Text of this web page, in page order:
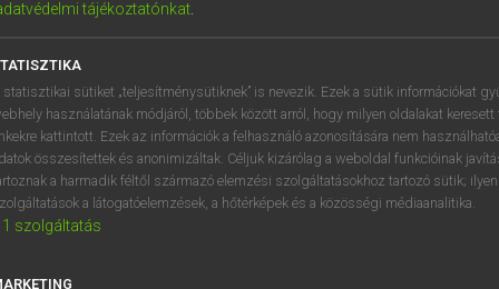
szótár
VAN ELŐFIZETÉSED?
megtekintéséhez.
tájékoztatónkat.
statisztikai sütiket „teljesítménysütiknek” is nevezik. Ezek a sütik információkat
használatának módjáról, többek között arról, hogy milyen oldalakat keresett
kattintott. Ezek az információk a felhasználó azonosítására nem
összesítettek és anonimizáltak. Céljuk kizárólag a weboldal funkcióinak
a harmadik féltől származó elemzési szolgáltatásokhoz tartozó sütik;
a látogatóelemzések, a hőtérképek és a közösségi médiaanalitika.
1 szolgáltatás
DE CN FR ES IT NL
1 2 3 4 5 6 7 8 9
q w e r t z u i
a s d f g h j k l é
í y x c v b n m , .